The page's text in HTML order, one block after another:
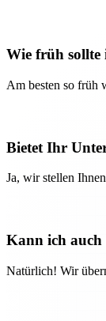
Wie früh sollte
Am besten so früh
Bietet Ihr
Ja, wir stellen
Kann ich auch
Natürlich! Wir